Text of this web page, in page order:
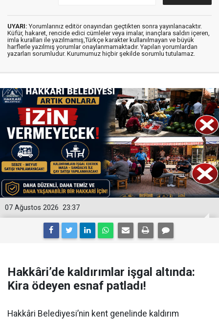
UYARI: Yorumlarınız editör onayından geçtikten sonra yayınlanacaktır.
Küfür, hakaret, rencide edici cümleler veya imalar, inançlara saldırı içeren,
imla kuralları ile yazılmamış,Türkçe karakter kullanılmayan ve büyük
harflerle yazılmış yorumlar onaylanmamaktadır. Yapılan yorumlardan
yazarları sorumludur. Kurumumuz hiçbir şekilde sorumlu tutulamaz.
23:37
07 Ağustos 2026
Hakkâri’de kaldırımlar işgal altında:
Kira ödeyen esnaf patladı!
Hakkâri Belediyesi’nin kent genelinde kaldırım